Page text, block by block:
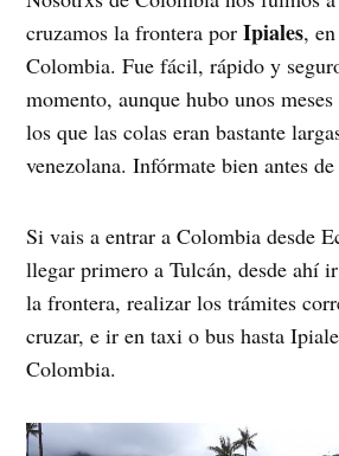
cruzamos la frontera porIpiales,
Colombia. Fue fácil, rápido y
momento, aunque hubo unos
los que las colas eran bastante
venezolana. Infórmate bien antes
Si vais a entrar a Colombia desde
llegar primero a Tulcán, desde ahí
la frontera, realizar los trámites
cruzar, e ir en taxi o bus hasta
Colombia.